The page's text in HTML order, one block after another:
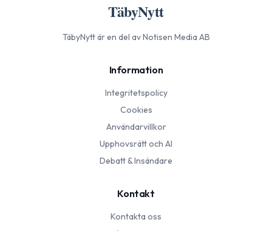
TäbyNytt
TäbyNyttär en del av Notisen Media AB
Information
Integritetspolicy
Cookies
Användarvillkor
Upphovsrätt och AI
Debatt & Insändare
Kontakt
Kontakta oss